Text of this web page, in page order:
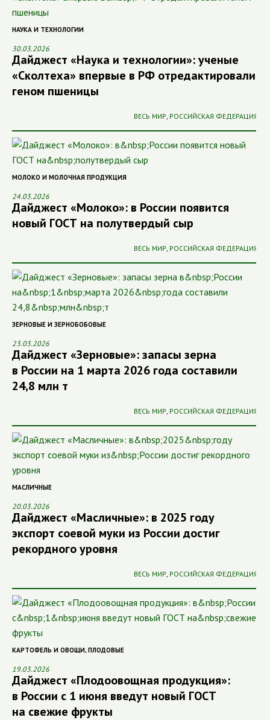
НАУКА И ТЕХНОЛОГИИ
30.03.2026
Дайджест «Наука и технологии»: ученые
«Сколтеха» впервые в РФ отредактировали
геном пшеницы
ВЕСЬ МИР, РОССИЙСКАЯ ФЕДЕРАЦИЯ
МОЛОКО И МОЛОЧНАЯ ПРОДУКЦИЯ
24.03.2026
Дайджест «Молоко»: в России появится
новый ГОСТ на полутвердый сыр
ВЕСЬ МИР, РОССИЙСКАЯ ФЕДЕРАЦИЯ
ЗЕРНОВЫЕ И ЗЕРНОБОБОВЫЕ
23.03.2026
Дайджест «Зерновые»: запасы зерна
в России на 1 марта 2026 года составили
24,8 млн т
ВЕСЬ МИР, РОССИЙСКАЯ ФЕДЕРАЦИЯ
МАСЛИЧНЫЕ
20.03.2026
Дайджест «Масличные»: в 2025 году
экспорт соевой муки из России достиг
рекордного уровня
ВЕСЬ МИР, РОССИЙСКАЯ ФЕДЕРАЦИЯ
КАРТОФЕЛЬ И ОВОЩИ, ПЛОДОВЫЕ
19.03.2026
Дайджест «Плодоовощная продукция»:
в России с 1 июня введут новый ГОСТ
на свежие фрукты